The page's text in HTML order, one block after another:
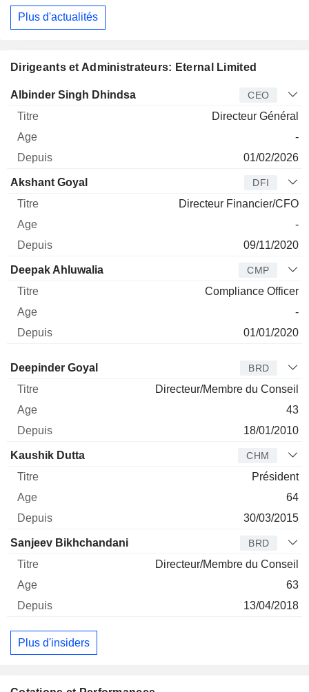
Plus d'actualités
Dirigeants et Administrateurs: Eternal Limited
Dirigeant Titre Age Depuis
Albinder Singh Dhindsa CEO
Directeur Général
-
01/02/2026
Akshant Goyal DFI
Directeur Financier/CFO
-
09/11/2020
Deepak Ahluwalia CMP
Compliance Officer
-
01/01/2020
Administrateur Titre
Deepinder Goyal BRD
Directeur/Membre du Conseil
43
18/01/2010
Kaushik Dutta CHM
Président
64
30/03/2015
Sanjeev Bikhchandani BRD
Directeur/Membre du Conseil
63
13/04/2018
Plus d'insiders